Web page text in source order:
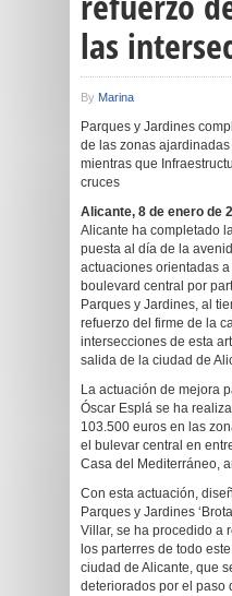
las
By Marina
Parques y Jardines
de las zonas
mientras que
cruces
Alicante, 8 de enero de
Alicante ha completado
puesta al día de la
actuaciones orientadas
boulevard central por
Parques y Jardines, al
refuerzo del firme de la
intersecciones de esta
salida de la ciudad de
La actuación de mejora
Óscar Esplá se ha
103.500 euros en las
el bulevar central en
Casa del Mediterráneo,
Con esta actuación,
Parques y Jardines
Villar, se ha procedido a
los parterres de todo
ciudad de Alicante, que
deteriorados por el paso